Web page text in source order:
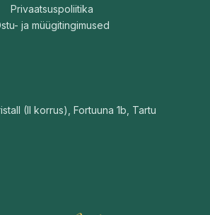
Privaatsuspoliitika
ja müügitingimused
(II korrus), Fortuuna 1b, Tartu